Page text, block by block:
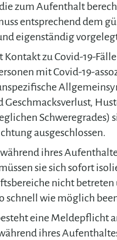
zum Auf­enthalt
ent­sprechend dem
eigenständig
Kontakt zu Covid-19-
mit Covid-19-
Geschmacksverlust,
Schweregrades)
ausgeschlossen.
ihres
sie sich sofort
nicht betreten
schnell wie möglich
eine Meldepflicht
ihres